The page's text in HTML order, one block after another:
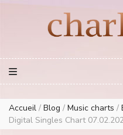
European Music Charts plus USA
Accueil / Blog / Music charts /
Digital Singles Chart